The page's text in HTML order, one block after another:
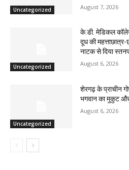
Uncategorized August 7, 2026
Uncategorized
के.डी. मेडिकल
दूध की
नाटक से दिया
August 6, 2026
Uncategorized
शेरगढ़ के प्राचीन
भगवान का मुकुट
August 6, 2026